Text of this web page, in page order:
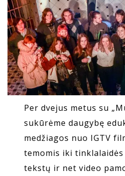
Per dvejus metus su
sukūrėme daugybę
medžiagos nuo IGTV
temomis iki tinklalaidės
tekstų ir net video